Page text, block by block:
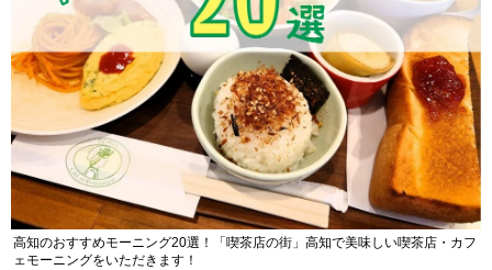
高知のおすすめモーニング20選！「喫茶店の街」高知で美味しい喫茶店・カフ
ェモーニングをいただきます！